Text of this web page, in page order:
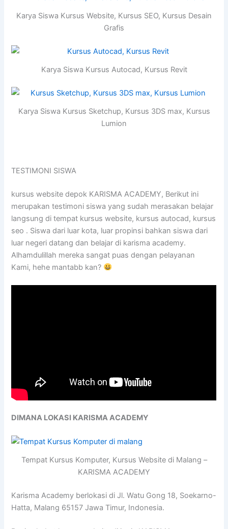
Karya Siswa Kursus Website, Kursus SEO, Kursus Desain
Grafis
Karya Siswa Kursus Autocad, Kursus Revit
Karya Siswa Kursus Sketchup, Kursus 3DS max, Kursus
Lumion
TESTIMONI SISWA
kursus website depok KARISMA ACADEMY, Berikut ini
merupakan testimoni siswa yang sudah merasakan belajar
langsung di tempat kursus website, kursus autocad, kursus
seo . Siswa dari luar kota, luar propinsi bahkan siswa dari
luar negeri datang dan belajar di karisma academy.
Alhamdulillah mereka sangat puas dengan pelayanan
Kami, hehe mantabb kan?
DIMANA LOKASI KARISMA ACADEMY
Tempat Kursus Komputer, Kursus Website di Malang –
KARISMA ACADEMY
Karisma Academy berlokasi di Jl. Watu Gong 18, Soekarno-
Hatta, Malang 65157 Jawa Timur, Indonesia.